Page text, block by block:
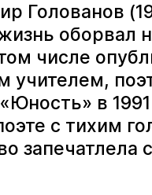
Голованов
оборвал
числе
учителем,
в
с тихим
запечатлела